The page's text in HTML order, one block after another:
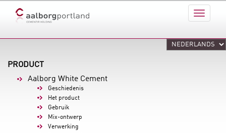
PRODUCT
Aalborg White Cement
Geschiedenis
Het product
Gebruik
Mix-ontwerp
Verwerking